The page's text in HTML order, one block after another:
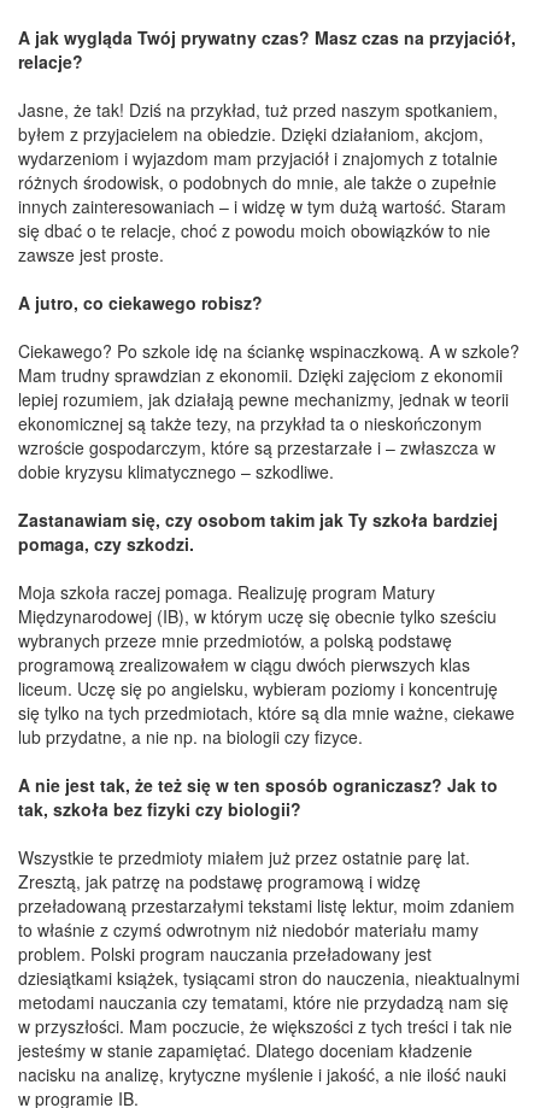
A jak wygląda Twój prywatny czas? Masz czas na przyjaciół,
relacje?
Jasne, że tak! Dziś na przykład, tuż przed naszym spotkaniem,
byłem z przyjacielem na obiedzie. Dzięki działaniom, akcjom,
wydarzeniom i wyjazdom mam przyjaciół i znajomych z totalnie
różnych środowisk, o podobnych do mnie, ale także o zupełnie
innych zainteresowaniach – i widzę w tym dużą wartość. Staram
się dbać o te relacje, choć z powodu moich obowiązków to nie
zawsze jest proste.
A jutro, co ciekawego robisz?
Ciekawego? Po szkole idę na ściankę wspinaczkową. A w szkole?
Mam trudny sprawdzian z ekonomii. Dzięki zajęciom z ekonomii
lepiej rozumiem, jak działają pewne mechanizmy, jednak w teorii
ekonomicznej są także tezy, na przykład ta o nieskończonym
wzroście gospodarczym, które są przestarzałe i – zwłaszcza w
dobie kryzysu klimatycznego – szkodliwe.
Zastanawiam się, czy osobom takim jak Ty szkoła bardziej
pomaga, czy szkodzi.
Moja szkoła raczej pomaga. Realizuję program Matury
Międzynarodowej (IB), w którym uczę się obecnie tylko sześciu
wybranych przeze mnie przedmiotów, a polską podstawę
programową zrealizowałem w ciągu dwóch pierwszych klas
liceum. Uczę się po angielsku, wybieram poziomy i koncentruję
się tylko na tych przedmiotach, które są dla mnie ważne, ciekawe
lub przydatne, a nie np. na biologii czy fizyce.
A nie jest tak, że też się w ten sposób ograniczasz? Jak to
tak, szkoła bez fizyki czy biologii?
Wszystkie te przedmioty miałem już przez ostatnie parę lat.
Zresztą, jak patrzę na podstawę programową i widzę
przeładowaną przestarzałymi tekstami listę lektur, moim zdaniem
to właśnie z czymś odwrotnym niż niedobór materiału mamy
problem. Polski program nauczania przeładowany jest
dziesiątkami książek, tysiącami stron do nauczenia, nieaktualnymi
metodami nauczania czy tematami, które nie przydadzą nam się
w przyszłości. Mam poczucie, że większości z tych treści i tak nie
jesteśmy w stanie zapamiętać. Dlatego doceniam kładzenie
nacisku na analizę, krytyczne myślenie i jakość, a nie ilość nauki
w programie IB.